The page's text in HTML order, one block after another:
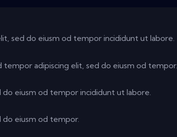
sed do eiusm od tempor incididunt ut labore.
adipiscing elit, sed do eiusm od tempor.
eiusm od tempor incididunt ut labore.
do eiusm od tempor.